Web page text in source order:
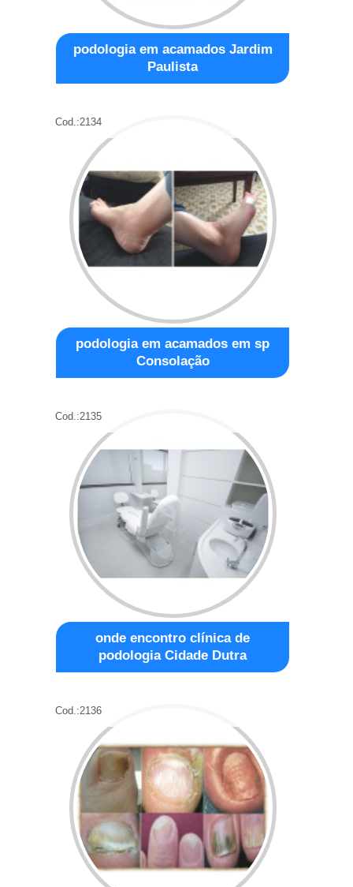
podologia em acamados Jardim
Paulista
Cod.:2134
podologia em acamados em sp
Consolação
Cod.:2135
onde encontro clínica de
podologia Cidade Dutra
Cod.:2136